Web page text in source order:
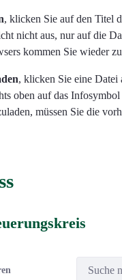
, klicken Sie auf den Titel
nicht aus, nur auf die
kommen Sie wieder
, klicken Sie eine Datei
oben auf das
müssen Sie die